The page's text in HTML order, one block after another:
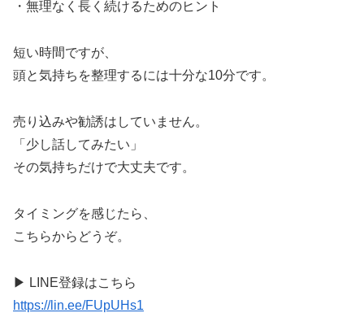
・無理なく長く続けるためのヒント
短い時間ですが、
頭と気持ちを整理するには十分な10分です。
売り込みや勧誘はしていません。
「少し話してみたい」
その気持ちだけで大丈夫です。
タイミングを感じたら、
こちらからどうぞ。
▶ LINE登録はこちら
https://lin.ee/FUpUHs1